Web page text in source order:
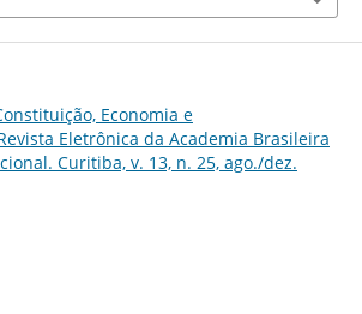
Economia e
Eletrônica da Academia Brasileira
Curitiba, v. 13, n. 25, ago./dez.